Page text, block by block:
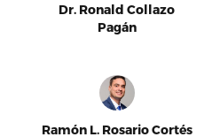
Dr. Ronald Collazo
Pagán
Ramón L. Rosario Cortés